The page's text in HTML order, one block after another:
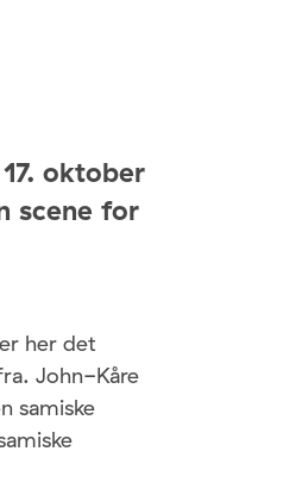
oktober
scene for
her det
John-Kåre
samiske